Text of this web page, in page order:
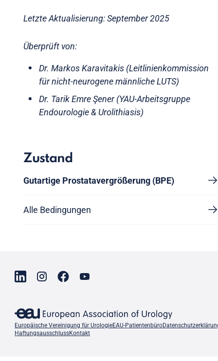
Letzte Aktualisierung: September 2025
Überprüft von:
Dr. Markos Karavitakis (Leitlinienkommission
für nicht-neurogene männliche LUTS)
Dr. Tarik Emre Şener (YAU-Arbeitsgruppe
Endourologie & Urolithiasis)
Zustand
Gutartige Prostatavergrößerung (BPE)
Alle Bedingungen
Europäische Vereinigung für UrologieEAU-Patientenbüro
HaftungsausschlussKontakt